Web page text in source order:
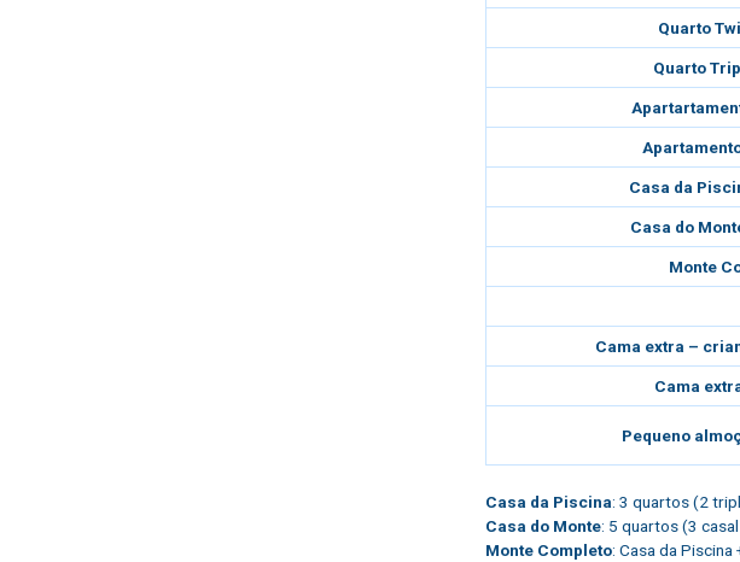
Quarto
Quarto
Casa da
Casa do
Monte
Cama extra –
Cama
Pequeno
Casa da Piscina: 3 quartos (2
Casa do Monte: 5 quartos (3
Monte Completo: Casa da